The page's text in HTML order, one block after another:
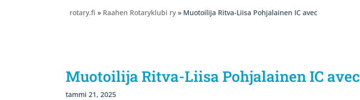
rotary.fi » Raahen Rotaryklubi ry » Muotoilija Ritva-Liisa Pohjalainen IC avec
Muotoilija Ritva-Liisa Pohjalainen IC avec
tammi 21, 2025